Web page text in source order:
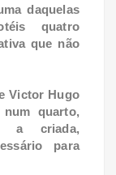
daquelas
quatro
que não
Victor Hugo
quarto,
a criada,
para